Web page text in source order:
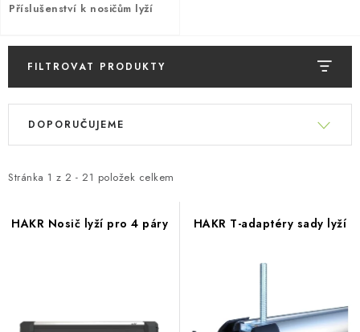
DĚTSKÉ ZBOŽÍ
AUTOPOTAHY ŠITÉ NA MÍRU
AUTODOPLŇKY
AKCE
Příslušenství k nosičům lyží
FILTROVAT PRODUKTY
V
p
i
p
Stránka 1 z 2 - 21 položek celkem
Ř
e
í
d
DOPORUČUJEME
HAKR Nosič lyží pro 4 páry HAKR T-adaptéry sady lyží